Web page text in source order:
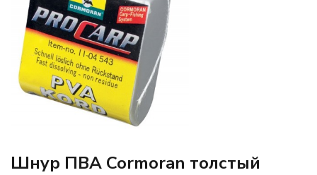
Шнур ПВА Cormoran толстый